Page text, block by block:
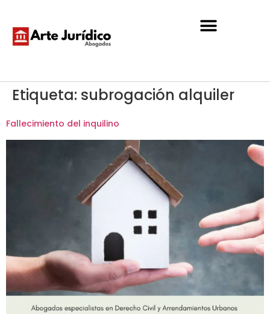
Etiqueta: subrogación alquiler
Fallecimiento del inquilino